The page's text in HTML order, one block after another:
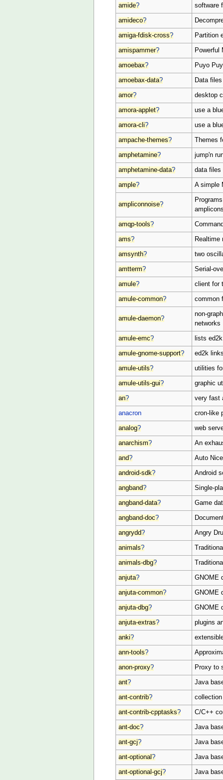
amide? software
amideco?
amiga-fdisk-cross? Partition
amispammer? Powerful
amoebax? Puyo
amoebax-data? Data
amor? desktop
amora-applet? use a
amora-cli? use a
ampache-themes? Themes
amphetamine? jump'n
amphetamine-data? data files
ample? A simple
ampliconnoise?
amqp-tools?
ams? Realtime
amsynth? two
amtterm? Serial-
amule? client for
amule-common? common
amule-daemon?
non-
networks
amule-emc? lists
amule-gnome-support? ed2k
amule-utils? utilities
amule-utils-gui? graphic
an? very fast
anacron cron-like
analog? web
anarchism? An
and? Auto
android-sdk? Android
angband? Single-
angband-data? Game
angband-doc?
angrydd? Angry
animals?
animals-dbg?
anjuta? GNOME
anjuta-common? GNOME
anjuta-dbg? GNOME
anjuta-extras? plugins
anki?
ann-tools?
anon-proxy? Proxy to
ant? Java
ant-contrib?
ant-contrib-cpptasks? C/C++
ant-doc? Java
ant-gcj? Java
ant-optional? Java
ant-optional-gcj? Java